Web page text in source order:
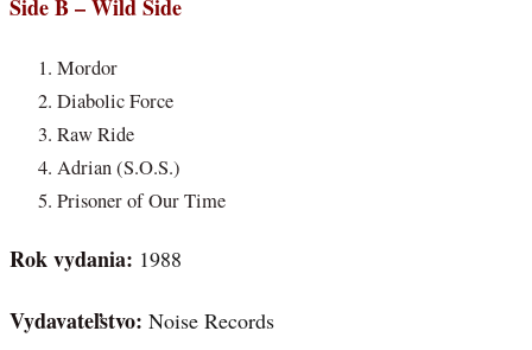
Side B – Wild Side
Mordor
Diabolic Force
Raw Ride
Adrian (S.O.S.)
Prisoner of Our Time
Rok vydania: 1988
Vydavateľstvo: Noise Records